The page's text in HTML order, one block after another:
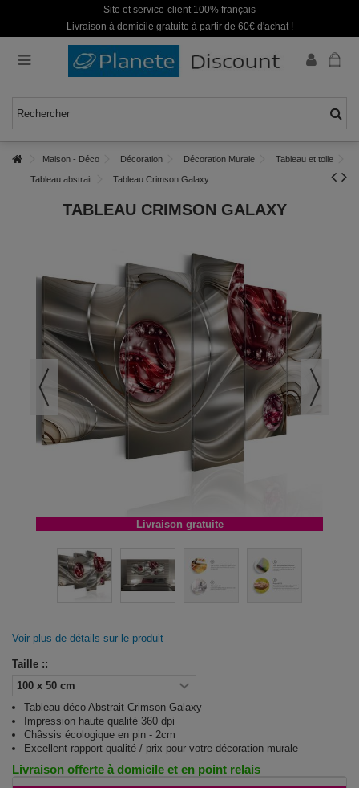
Site et service-client 100% français
Livraison à domicile gratuite à partir de 60€ d'achat !
Maison - Déco Décoration Décoration Murale Tableau et toile
Tableau abstrait Tableau Crimson Galaxy
TABLEAU CRIMSON GALAXY
Livraison gratuite
Voir plus de détails sur le produit
Taille ::
Tableau déco Abstrait Crimson Galaxy
Impression haute qualité 360 dpi
Châssis écologique en pin - 2cm
Excellent rapport qualité / prix pour votre décoration murale
Livraison offerte à domicile et en point relais